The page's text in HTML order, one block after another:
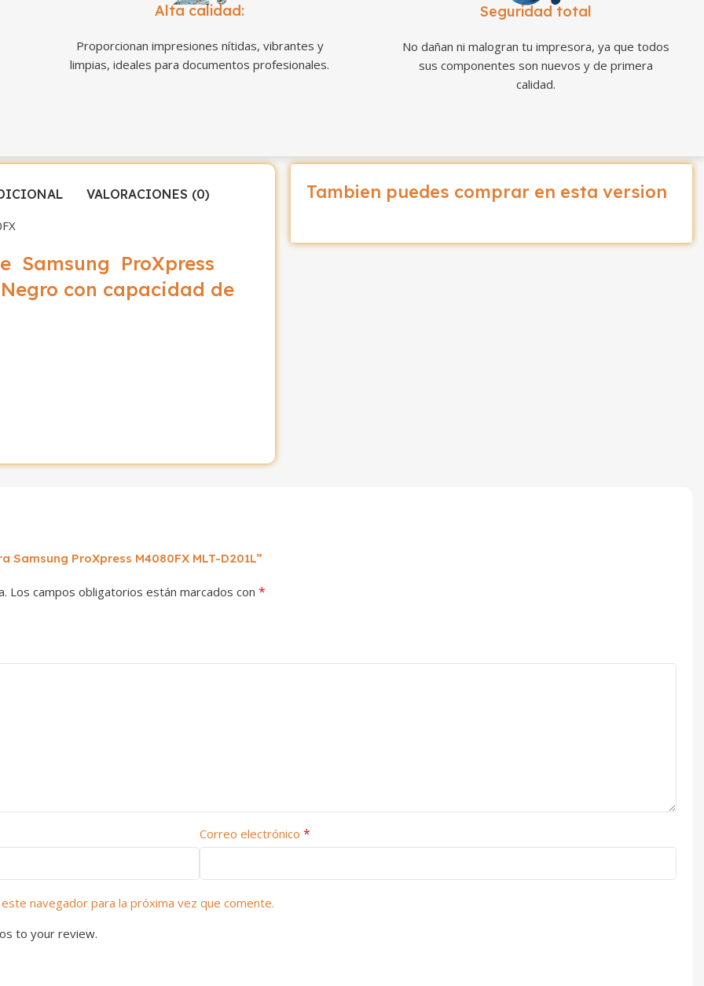
Alta calidad:
Proporcionan impresiones nítidas, vibrantes y
limpias, ideales para documentos profesionales.
Seguridad total
No dañan ni malogran tu impresora, ya que todos
sus componentes son nuevos y de primera
calidad.
VALORACIONES (0)
Samsung ProXpress
Negro con capacidad de
Tambien puedes comprar en esta version
ProXpress M4080FX MLT-D201L”
Los campos obligatorios están marcados con *
Correo electrónico *
navegador para la próxima vez que comente.
to your review.